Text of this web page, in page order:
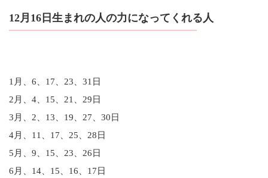
12月16日生まれの人の力になってくれる人
1月、6、17、23、31日
2月、4、15、21、29日
3月、2、13、19、27、30日
4月、11、17、25、28日
5月、9、15、23、26日
6月、14、15、16、17日